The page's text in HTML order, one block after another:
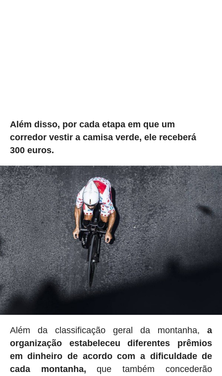
Além disso, por cada etapa em que um
corredor vestir a camisa verde, ele receberá
300 euros.
Além da classificação geral da montanha,a
organização estabeleceu
diferentes prêmios
em dinheiro de acordo com a dificuldade de
cada montanha, que também concederão